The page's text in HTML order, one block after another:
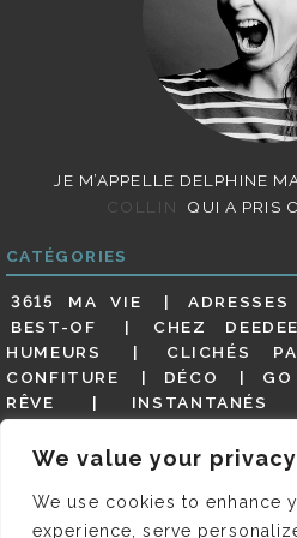
We value your privacy
We use cookies to enhance
experience, serve
JE M’APPELLE DELPHINE
COLLIN
QUI A PRIS
CATÉGORIES
3615 MA VIE
BEST-OF
CHEZ DEEDEE
HUMEURS
CLICHÉS
CONFITURE
DÉCO GO
RÊVE
INSTANTANÉS
MES ADRESSES
MODE
GUIDE
PARIS EN
REVUE DE PRESSE